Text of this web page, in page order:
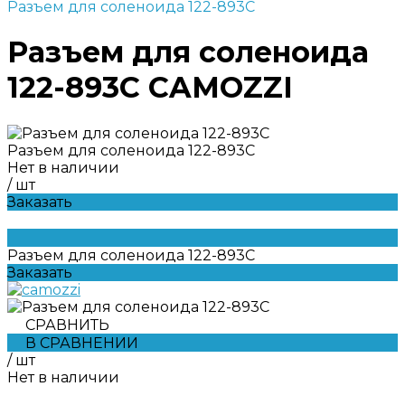
Разъем для соленоида 122-893C
Разъем для соленоида
122-893C CAMOZZI
Разъем для соленоида 122-893C
Нет в наличии
/ шт
Заказать
Разъем для соленоида 122-893C
Заказать
СРАВНИТЬ
В СРАВНЕНИИ
/ шт
Нет в наличии